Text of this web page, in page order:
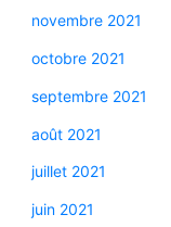
novembre 2021
octobre 2021
septembre 2021
août 2021
juillet 2021
juin 2021